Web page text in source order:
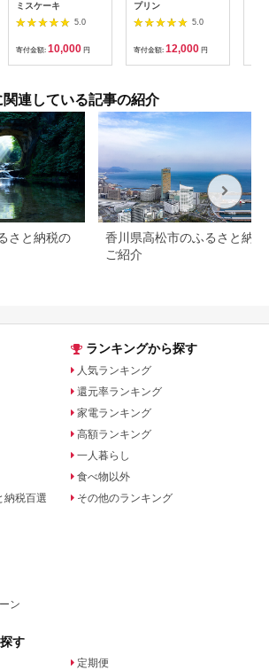
ミスケーキ
5.0
寄付金額: 10,000 円
プリン
5.0
寄付金額: 12,000 円
連している記事の紹介
さと納税の
香川県高松市のふるさと納税
ご紹介
納税百選
ン
ランキングから探す
人気ランキング
還元率ランキング
家電ランキング
高額ランキング
一人暮らし
食べ物以外
その他のランキング
す
定期便